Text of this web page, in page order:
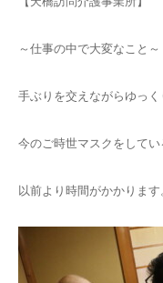
～仕事の中で大変なこと～
手ぶりを交えながらゆっく
今のご時世マスクをしてい
以前より時間がかかります